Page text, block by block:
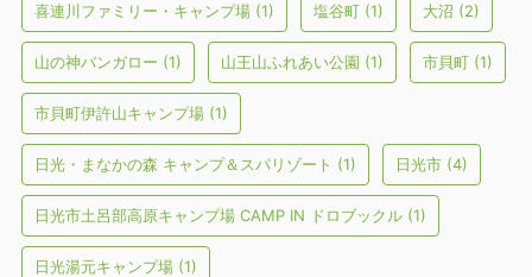
喜連川ファミリー・キャンプ場 (1) 塩谷町 (1) 大沼 (2)
山の神バンガロー (1) 山王山ふれあい公園 (1) 市貝町 (1)
市貝町伊許山キャンプ場 (1)
日光・まなかの森 キャンプ＆スパリゾート (1) 日光市 (4)
日光市土呂部高原キャンプ場 CAMP IN ドロブックル (1)
日光湯元キャンプ場 (1)